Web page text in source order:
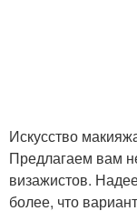
Искусство
Предлагаем вам
визажистов.
более, что